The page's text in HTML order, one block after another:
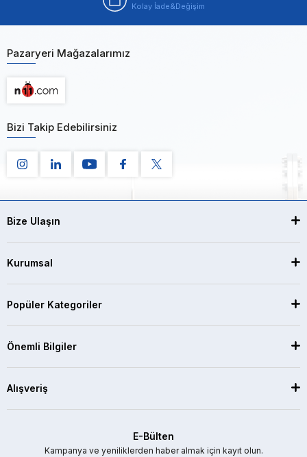
Kolay İade&Değişim
Pazaryeri Mağazalarımız
Bizi Takip Edebilirsiniz
Bize Ulaşın
Kurumsal
Popüler Kategoriler
Önemli Bilgiler
Alışveriş
E-Bülten
Kampanya ve yeniliklerden haber almak için kayıt olun.